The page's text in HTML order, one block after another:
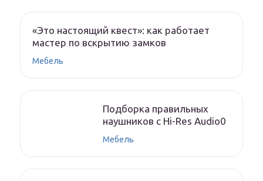
«Это настоящий квест»: как работает
мастер по вскрытию замков
Мебель
Подборка правильных
наушников с Hi-Res Audio0
Мебель